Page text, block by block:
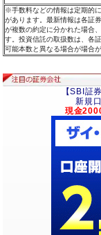
※手数料などの情報は定期的
があります。最新情報は各証
が複数の約定に分かれた場合
す。投資信託の取扱数は、各
可能本数と異なる場合が場合が
【SBI証
新規
現金